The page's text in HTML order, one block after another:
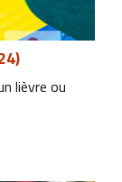
lièvre ou